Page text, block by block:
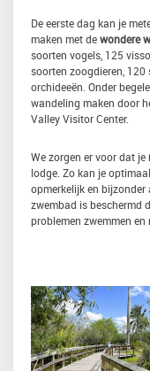
De eerste dag kan je
maken met dewondere
soorten vogels, 125
soorten zoogdieren,
orchideeën. Onder
wandeling maken door
Valley Visitor Center.
We zorgen er voor dat je
lodge. Zo kan je
opmerkelijk en bijzonder
zwembad is beschermd
problemen zwemmen en